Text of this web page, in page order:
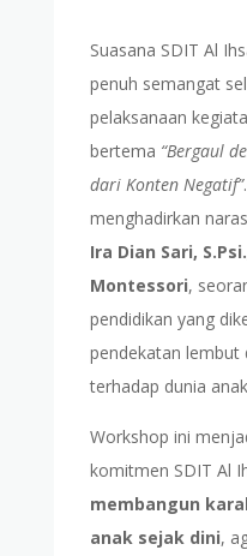
Suasana SDIT Al
penuh semangat
pelaksanaan
bertema “Bergaul
dari Konten Negatif”
menghadirkan
Ira Dian Sari,
Montessori,
pendidikan yang
pendekatan lembut
terhadap dunia
Workshop ini
komitmen SDIT Al
membangun
anak sejak dini,